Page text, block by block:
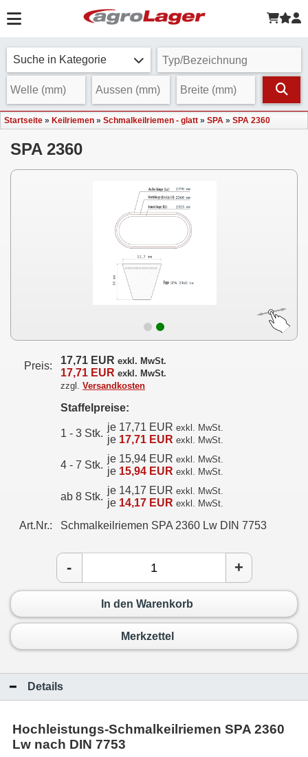
Suche in Kategorie
Startseite » Keilriemen » Schmalkeilriemen - glatt » SPA » SPA 2360
SPA 2360
Preis: 17,71 EUR exkl. MwSt.
17,71 EUR exkl. MwSt.
zzgl. Versandkosten
Staffelpreise:
1 - 3 Stk.
je 17,71 EUR exkl. MwSt.
je 17,71 EUR exkl. MwSt.
4 - 7 Stk.
je 15,94 EUR exkl. MwSt.
je 15,94 EUR exkl. MwSt.
ab 8 Stk.
je 14,17 EUR exkl. MwSt.
je 14,17 EUR exkl. MwSt.
Art.Nr.: Schmalkeilriemen SPA 2360 Lw DIN 7753
- +
In den Warenkorb
Merkzettel
Details
Hochleistungs-Schmalkeilriemen SPA 2360
Lw nach DIN 7753